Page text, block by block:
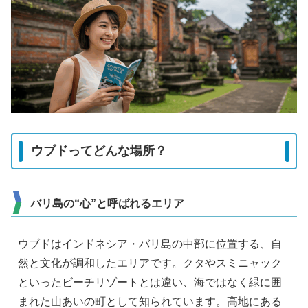
ウブドってどんな場所？
バリ島の“心”と呼ばれるエリア
ウブドはインドネシア・バリ島の中部に位置する、自
然と文化が調和したエリアです。クタやスミニャック
といったビーチリゾートとは違い、海ではなく緑に囲
まれた山あいの町として知られています。高地にある